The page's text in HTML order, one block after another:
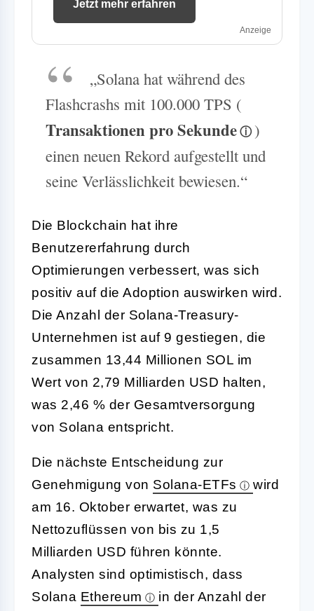
Jetzt mehr erfahren
Anzeige
„Solana hat während des
Flashcrashs mit 100.000 TPS (
Transaktionen pro Sekunde
)
einen neuen Rekord aufgestellt und
seine Verlässlichkeit bewiesen.“
Die Blockchain hat ihre
Benutzererfahrung durch
Optimierungen verbessert, was sich
positiv auf die Adoption auswirken wird.
Die Anzahl der Solana-Treasury-
Unternehmen ist auf 9 gestiegen, die
zusammen 13,44 Millionen SOL im
Wert von 2,79 Milliarden USD halten,
was 2,46 % der Gesamtversorgung
von Solana entspricht.
Die nächste Entscheidung zur
Genehmigung von Solana-ETFs
wird
am 16. Oktober erwartet, was zu
Nettozuflüssen von bis zu 1,5
Milliarden USD führen könnte.
Analysten sind optimistisch, dass
Solana Ethereum
in der Anzahl der